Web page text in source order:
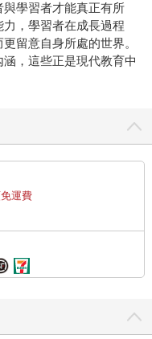
學習者才能真正有所
，學習者在成長過程
留意自身所處的世界。
，這些正是現代教育中
運費